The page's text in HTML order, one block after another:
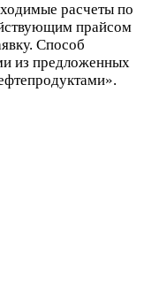
расчеты по
прайсом
Способ
из предложенных